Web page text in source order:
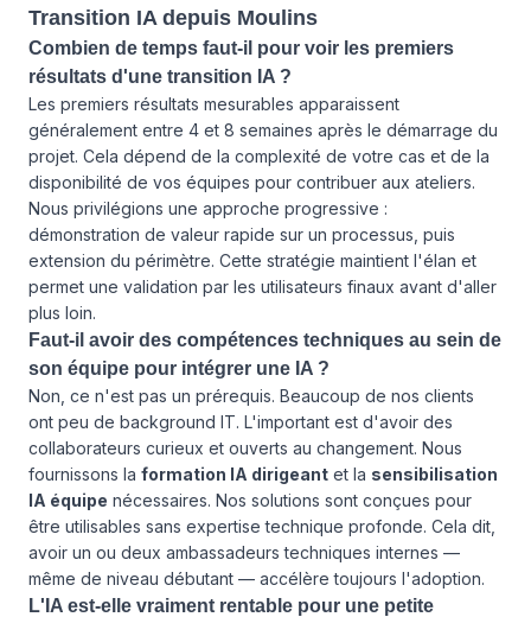
Transition IA depuis Moulins
Combien de temps faut-il pour voir les premiers
résultats d'une transition IA ?
Les premiers résultats mesurables apparaissent
généralement entre 4 et 8 semaines après le démarrage du
projet. Cela dépend de la complexité de votre cas et de la
disponibilité de vos équipes pour contribuer aux ateliers.
Nous privilégions une approche progressive :
démonstration de valeur rapide sur un processus, puis
extension du périmètre. Cette stratégie maintient l'élan et
permet une validation par les utilisateurs finaux avant d'aller
plus loin.
Faut-il avoir des compétences techniques au sein de
son équipe pour intégrer une IA ?
Non, ce n'est pas un prérequis. Beaucoup de nos clients
ont peu de background IT. L'important est d'avoir des
collaborateurs curieux et ouverts au changement. Nous
fournissons la formation IA dirigeant et la sensibilisation
IA équipe nécessaires. Nos solutions sont conçues pour
être utilisables sans expertise technique profonde. Cela dit,
avoir un ou deux ambassadeurs techniques internes —
même de niveau débutant — accélère toujours l'adoption.
L'IA est-elle vraiment rentable pour une petite